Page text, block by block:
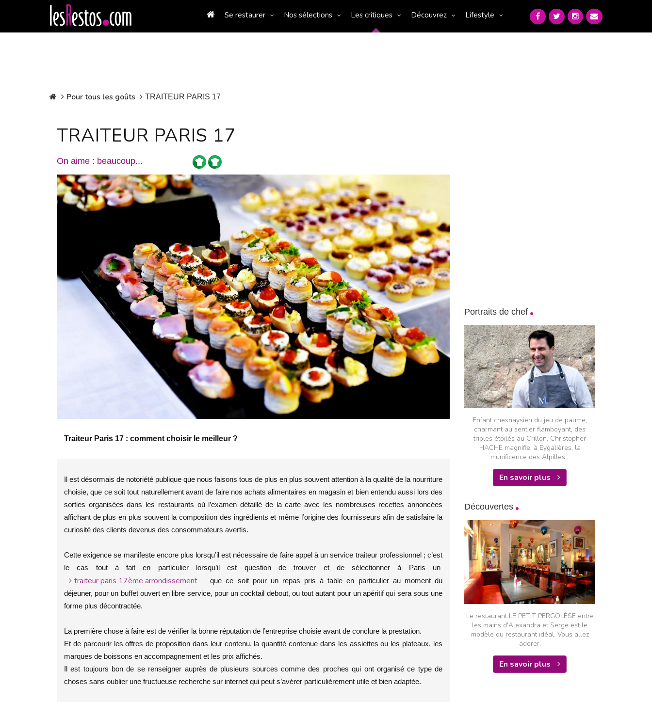
Se restaurer Nos sélections Les critiques Découvrez Lifestyle
Pour tous les goûts TRAITEUR PARIS 17
TRAITEUR PARIS 17
On aime : beaucoup...
Traiteur Paris 17 : comment choisir le meilleur ?
Il est désormais de notoriété publique que nous faisons tous de plus en plus souvent attention à la qualité de la nourriture
choisie, que ce soit tout naturellement avant de faire nos achats alimentaires en magasin et bien entendu aussi lors des
sorties organisées dans les restaurants où l’examen détaillé de la carte avec les nombreuses recettes annoncées
affichant de plus en plus souvent la composition des ingrédients et même l’origine des fournisseurs afin de satisfaire la
curiosité des clients devenus des consommateurs avertis.
Cette exigence se manifeste encore plus lorsqu’il est nécessaire de faire appel à un service traiteur professionnel ; c’est
le cas tout à fait en particulier lorsqu’il est question de trouver et de sélectionner à Paris un
traiteur paris 17ème arrondissement
que ce soit pour un repas pris à table en particulier au moment du
déjeuner, pour un buffet ouvert en libre service, pour un cocktail debout, ou tout autant pour un apéritif qui sera sous une
forme plus décontractée.
La première chose à faire est de vérifier la bonne réputation de l’entreprise choisie avant de conclure la prestation.
Et de parcourir les offres de proposition dans leur contenu, la quantité contenue dans les assiettes ou les plateaux, les
marques de boissons en accompagnement et les prix affichés.
Il est toujours bon de se renseigner auprès de plusieurs sources comme des proches qui ont organisé ce type de
choses sans oublier une fructueuse recherche sur internet qui peut s’avérer particulièrement utile et bien adaptée.
Portraits de chef
Enfant chesnaysien du jeu de paume,
charmant au sentier flamboyant, des
triples étoilés au Crillon, Christopher
HACHE magnifie, à Eygalières, la
munificence des Alpilles...
En savoir plus
Découvertes
Le restaurant LE PETIT PERGOLÈSE entre
les mains d'Alexandra et Serge est le
modèle du restaurant idéal. Vous allez
adorer.
En savoir plus